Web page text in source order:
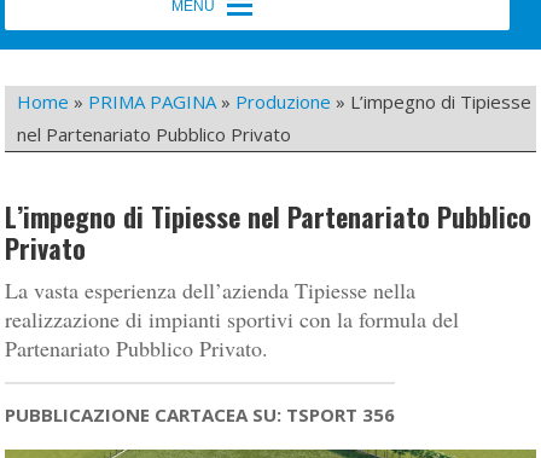
Home » PRIMA PAGINA» Produzione » L’impegno di Tipiesse
nel Partenariato Pubblico Privato
L’impegno di Tipiesse nel Partenariato Pubblico
Privato
La vasta esperienza dell’azienda Tipiesse nella
realizzazione di impianti sportivi con la formula del
Partenariato Pubblico Privato.
PUBBLICAZIONE CARTACEA SU: TSPORT 356